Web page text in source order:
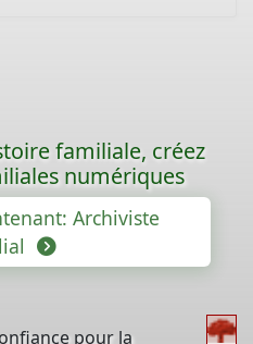
familiale, créez
numériques
Archiviste
pour la